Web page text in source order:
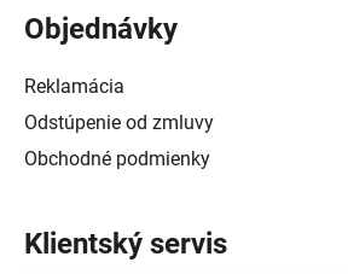
Objednávky
Reklamácia
Odstúpenie od zmluvy
Obchodné podmienky
Klientský servis